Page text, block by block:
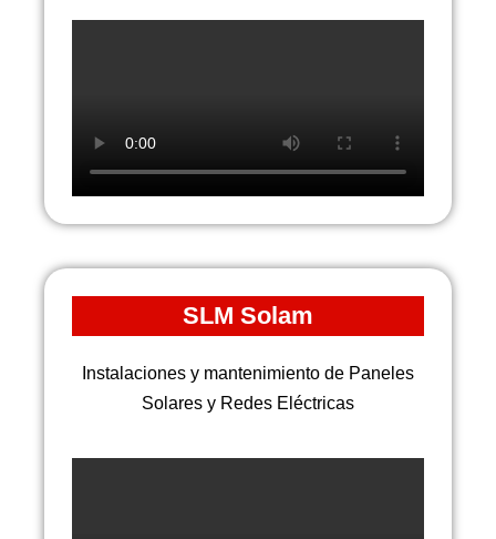
SLM Solam
Instalaciones y mantenimiento de Paneles
Solares y Redes Eléctricas